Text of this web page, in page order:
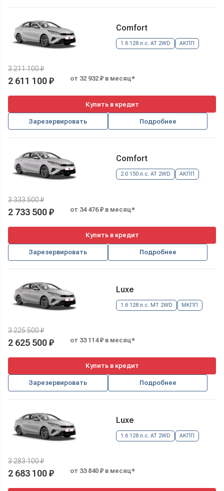
Comfort
1.6 128 л.с. AT 2WD АКПП
3 211 100 ₽
2 611 100 ₽ от 32 932 ₽ в месяц*
Купить в кредит
Зарезервировать Подробнее
Comfort
2.0 150 л.с. AT 2WD АКПП
3 333 500 ₽
2 733 500 ₽ от 34 476 ₽ в месяц*
Купить в кредит
Зарезервировать Подробнее
Luxe
1.6 128 л.с. MT 2WD МКПП
3 225 500 ₽
2 625 500 ₽ от 33 114 ₽ в месяц*
Купить в кредит
Зарезервировать Подробнее
Luxe
1.6 128 л.с. AT 2WD АКПП
3 283 100 ₽
2 683 100 ₽ от 33 840 ₽ в месяц*